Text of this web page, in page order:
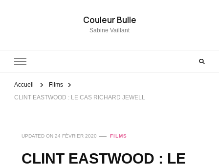
Couleur Bulle
Sabine Vaillant
Accueil
Films
CLINT EASTWOOD : LE CAS RICHARD JEWELL
UPDATED ON 24 FÉVRIER 2020 FILMS
CLINT EASTWOOD : LE